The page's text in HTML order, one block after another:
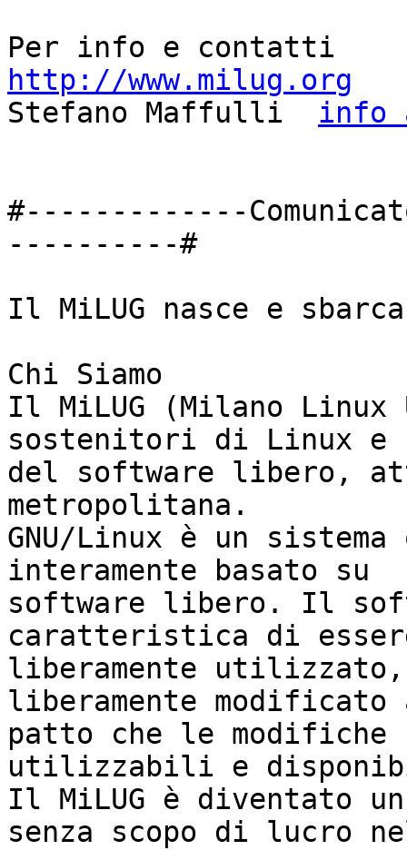
http://www.milug.org
Stefano Maffulli info
#-------------
----------#
Il MiLUG nasce e
Chi Siamo
Il MiLUG (Milano
sostenitori di Linux e
del software libero,
metropolitana.
GNU/Linux è un
interamente basato su
software libero. Il
caratteristica di
liberamente
liberamente modificato
patto che le modifiche
utilizzabili e
Il MiLUG è diventato
senza scopo di lucro